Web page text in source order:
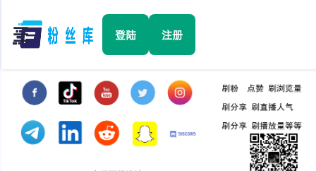
☰ 登陆 注册
Facebook
TikTok